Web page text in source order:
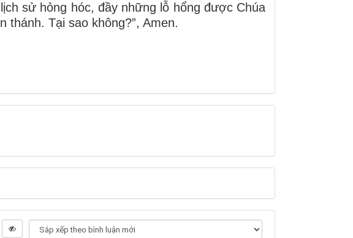
sử hỏng hóc, đầy những lỗ hổng được Chúa
thánh. Tại sao không?”, Amen.